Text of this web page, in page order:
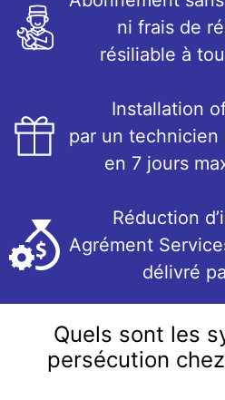
ni frais de
résiliable à
Installation
par un technicien
en 7 jours
Réduction
Agrément
délivré
Quels sont les
persécution